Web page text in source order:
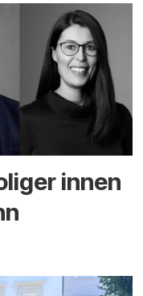
innen